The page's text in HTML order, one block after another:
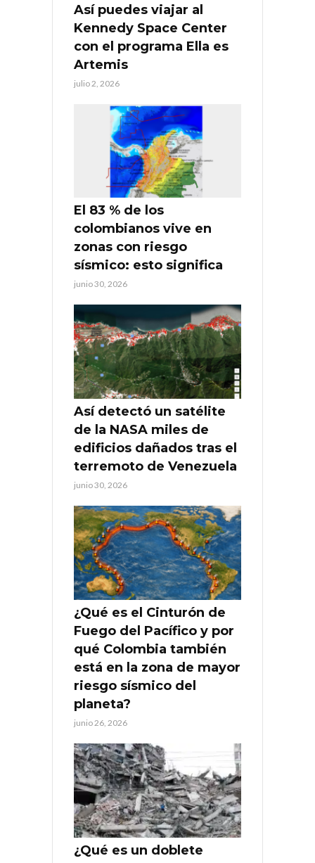
Así puedes viajar al
Kennedy Space Center
con el programa Ella es
Artemis
julio 2, 2026
El 83 % de los
colombianos vive en
zonas con riesgo
sísmico: esto significa
junio 30, 2026
Así detectó un satélite
de la NASA miles de
edificios dañados tras el
terremoto de Venezuela
junio 30, 2026
¿Qué es el Cinturón de
Fuego del Pacífico y por
qué Colombia también
está en la zona de mayor
riesgo sísmico del
planeta?
junio 26, 2026
¿Qué es un doblete